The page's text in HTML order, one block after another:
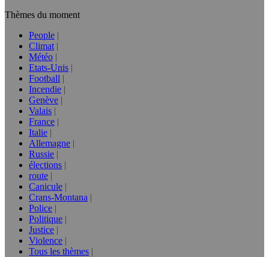
Thèmes du moment
People
Climat
Météo
Etats-Unis
Football
Incendie
Genève
Valais
France
Italie
Allemagne
Russie
élections
route
Canicule
Crans-Montana
Police
Politique
Justice
Violence
Tous les thèmes